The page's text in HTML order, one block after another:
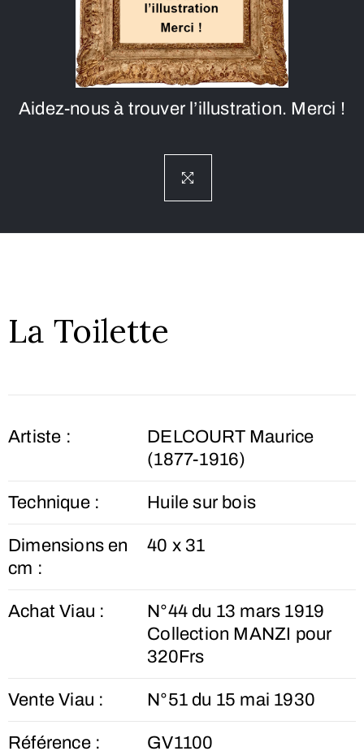
Aidez-nous à trouver l’illustration. Merci !
La Toilette
Artiste :
DELCOURT Maurice
(1877-1916)
Technique : Huile sur bois
Dimensions en
cm :
40 x 31
Achat Viau :
N°44 du 13 mars 1919
Collection MANZI pour
320Frs
Vente Viau : N°51 du 15 mai 1930
Référence : GV1100